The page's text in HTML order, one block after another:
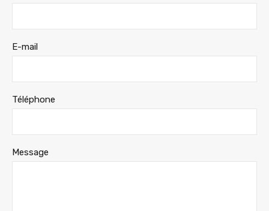
E-mail
Téléphone
Message